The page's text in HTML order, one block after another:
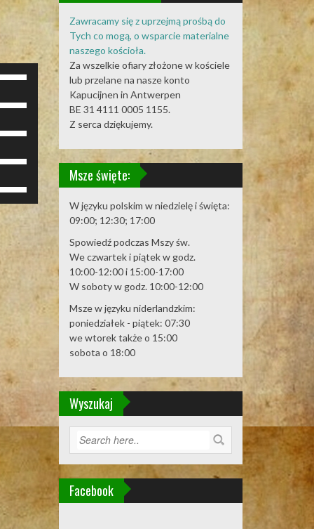
Zawracamy się z uprzejmą prośbą do
Tych co mogą, o wsparcie materialne
naszego kościoła.
Za wszelkie ofiary złożone w kościele
lub przelane na nasze konto
Kapucijnen in Antwerpen
BE 31 4111 0005 1155.
Z serca dziękujemy.
Msze święte:
W języku polskim w niedzielę i święta:
09:00; 12:30; 17:00
Spowiedź podczas Mszy św.
We czwartek i piątek w godz.
10:00-12:00 i 15:00-17:00
W soboty w godz. 10:00-12:00
Msze w języku niderlandzkim:
poniedziałek - piątek: 07:30
we wtorek także o 15:00
sobota o 18:00
Wyszukaj
Facebook